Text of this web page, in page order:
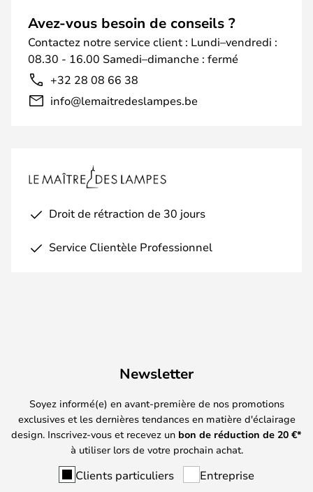
Avez-vous besoin de conseils ?
Contactez notre service client : Lundi–vendredi :
08.30 - 16.00 Samedi–dimanche : fermé
+32 28 08 66 38
info@lemaitredeslampes.be
Droit de rétraction de 30 jours
Service Clientèle Professionnel
Newsletter
Soyez informé(e) en avant-première de nos promotions
exclusives et les dernières tendances en matière d'éclairage
design. Inscrivez-vous et recevez un bon de réduction de 20 €*
à utiliser lors de votre prochain achat.
Clients particuliers Entreprise